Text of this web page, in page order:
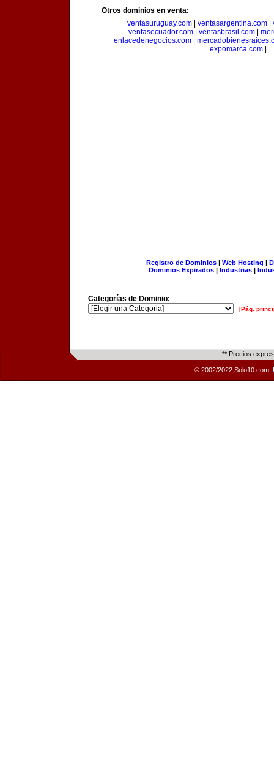
Otros dominios en venta:
ventasuruguay.com| ventasargentina.com|
ventasecuador.com| ventasbrasil.com|
enlacedenegocios.com|
expomarca.com|
Registro de Dominios| Web Hosting |
Dominios Expirados | Industrias |
Categorías de Dominio:
[Pág.
** Precios
© 2002/2022 Solo10.com